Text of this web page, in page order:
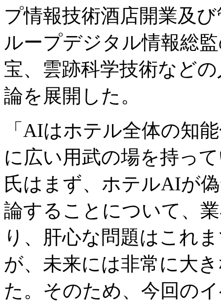
プ情報技術酒店開業及
ループデジタル情報総
宝、雲跡科学技術など
論を展開した。
「AIはホテル全体の知
に広い用武の場を持っ
氏はまず、ホテルAIが
論することについて、
り、肝心な問題はこれ
が、未来には非常に大
た。そのため、今回の